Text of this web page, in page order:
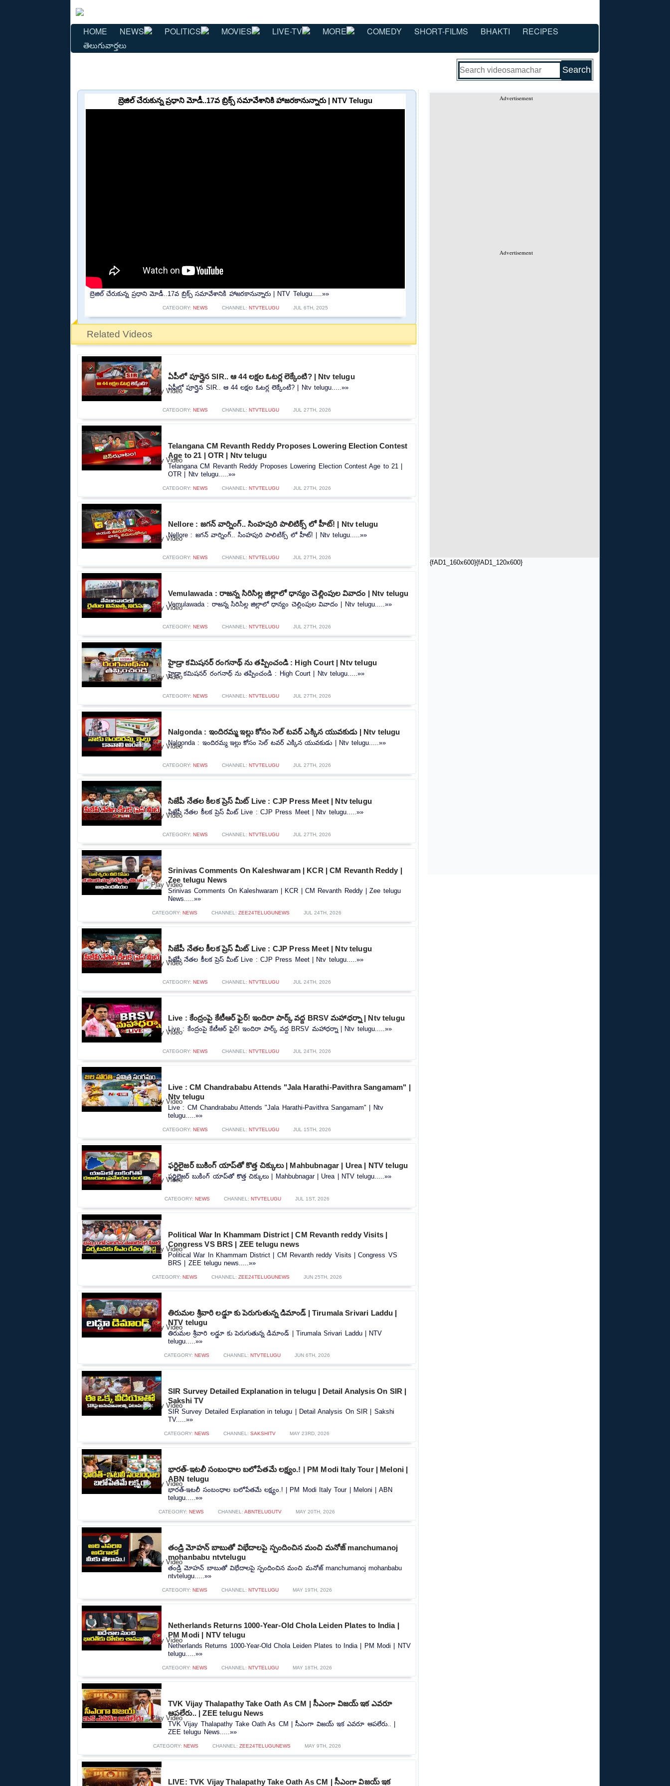
HOME NEWS POLITICS MOVIES LIVE-TV MORE COMEDY SHORT-FILMS BHAKTI
RECIPES
తెలుగువార్తలు
Advertisement
Advertisement
{fAD1_160x600}{fAD1_120x600}
బ్రెజిల్ చేరుకున్న ప్రధాని మోడీ..17వ బ్రిక్స్ సమావేశానికి హాజరకానున్నారు | NTV Telugu
బ్రెజిల్ చేరుకున్న ప్రధాని మోడీ..17వ బ్రిక్స్ సమావేశానికి హాజరకానున్నారు | NTV Telugu.....»»
CATEGORY: NEWS CHANNEL: NTVTELUGU JUL 6TH, 2025
Related Videos
ఏపీలో పూర్తైన SIR.. ఆ 44 లక్షల ఓటర్ల లెక్కేంటి? | Ntv telugu
ఏపీలో పూర్తైన SIR.. ఆ 44 లక్షల ఓటర్ల లెక్కేంటి? | Ntv telugu.....»»
CATEGORY: NEWS CHANNEL: NTVTELUGU JUL 27TH, 2026
Telangana CM Revanth Reddy Proposes Lowering Election Contest
Age to 21 | OTR | Ntv telugu
Telangana CM Revanth Reddy Proposes Lowering Election Contest Age to 21 |
OTR | Ntv telugu.....»»
CATEGORY: NEWS CHANNEL: NTVTELUGU JUL 27TH, 2026
Nellore : జగన్ వార్నింగ్.. సింహపురి పాలిటిక్స్ లో హీట్! | Ntv telugu
Nellore : జగన్ వార్నింగ్.. సింహపురి పాలిటిక్స్ లో హీట్! | Ntv telugu.....»»
CATEGORY: NEWS CHANNEL: NTVTELUGU JUL 27TH, 2026
Vemulawada : రాజన్న సిరిసిల్ల జిల్లాలో ధాన్యం చెల్లింపుల వివాదం | Ntv telugu
Vemulawada : రాజన్న సిరిసిల్ల జిల్లాలో ధాన్యం చెల్లింపుల వివాదం | Ntv telugu.....»»
CATEGORY: NEWS CHANNEL: NTVTELUGU JUL 27TH, 2026
హైడ్రా కమిషనర్ రంగనాథ్ ను తప్పించండి : High Court | Ntv telugu
హైడ్రా కమిషనర్ రంగనాథ్ ను తప్పించండి : High Court | Ntv telugu.....»»
CATEGORY: NEWS CHANNEL: NTVTELUGU JUL 27TH, 2026
Nalgonda : ఇందిరమ్మ ఇల్లు కోసం సెల్ టవర్ ఎక్కిన యువకుడు | Ntv telugu
Nalgonda : ఇందిరమ్మ ఇల్లు కోసం సెల్ టవర్ ఎక్కిన యువకుడు | Ntv telugu.....»»
CATEGORY: NEWS CHANNEL: NTVTELUGU JUL 27TH, 2026
సిజేపీ నేతల కీలక ప్రెస్ మీట్ Live : CJP Press Meet | Ntv telugu
సిజేపీ నేతల కీలక ప్రెస్ మీట్ Live : CJP Press Meet | Ntv telugu.....»»
CATEGORY: NEWS CHANNEL: NTVTELUGU JUL 27TH, 2026
Srinivas Comments On Kaleshwaram | KCR | CM Revanth Reddy |
Zee telugu News
Srinivas Comments On Kaleshwaram | KCR | CM Revanth Reddy | Zee telugu
News.....»»
CATEGORY: NEWS CHANNEL: ZEE24TELUGUNEWS JUL 24TH, 2026
సిజేపీ నేతల కీలక ప్రెస్ మీట్ Live : CJP Press Meet | Ntv telugu
సిజేపీ నేతల కీలక ప్రెస్ మీట్ Live : CJP Press Meet | Ntv telugu.....»»
CATEGORY: NEWS CHANNEL: NTVTELUGU JUL 24TH, 2026
Live : కేంద్రంపై కేటీఆర్ ఫైర్! ఇందిరా పార్క్ వద్ద BRSV మహాధర్నా | Ntv telugu
Live : కేంద్రంపై కేటీఆర్ ఫైర్! ఇందిరా పార్క్ వద్ద BRSV మహాధర్నా | Ntv telugu.....»»
CATEGORY: NEWS CHANNEL: NTVTELUGU JUL 24TH, 2026
Live : CM Chandrababu Attends "Jala Harathi-Pavithra Sangamam" |
Ntv telugu
Live : CM Chandrababu Attends "Jala Harathi-Pavithra Sangamam" | Ntv
telugu.....»»
CATEGORY: NEWS CHANNEL: NTVTELUGU JUL 15TH, 2026
ఫర్టిలైజర్ బుకింగ్ యాప్‌తో కొత్త చిక్కులు | Mahbubnagar | Urea | NTV telugu
ఫర్టిలైజర్ బుకింగ్ యాప్‌తో కొత్త చిక్కులు | Mahbubnagar | Urea | NTV telugu.....»»
CATEGORY: NEWS CHANNEL: NTVTELUGU JUL 1ST, 2026
Political War In Khammam District | CM Revanth reddy Visits |
Congress VS BRS | ZEE telugu news
Political War In Khammam District | CM Revanth reddy Visits | Congress VS
BRS | ZEE telugu news.....»»
CATEGORY: NEWS CHANNEL: ZEE24TELUGUNEWS JUN 25TH, 2026
తిరుమల శ్రీవారి లడ్డూ కు పెరుగుతున్న డిమాండ్ | Tirumala Srivari Laddu |
NTV telugu
తిరుమల శ్రీవారి లడ్డూ కు పెరుగుతున్న డిమాండ్ | Tirumala Srivari Laddu | NTV
telugu.....»»
CATEGORY: NEWS CHANNEL: NTVTELUGU JUN 6TH, 2026
SIR Survey Detailed Explanation in telugu | Detail Analysis On SIR |
Sakshi TV
SIR Survey Detailed Explanation in telugu | Detail Analysis On SIR | Sakshi
TV.....»»
CATEGORY: NEWS CHANNEL: SAKSHITV MAY 23RD, 2026
భారత్-ఇటలీ సంబంధాల బలోపేతమే లక్ష్యం.! | PM Modi Italy Tour | Meloni |
ABN telugu
భారత్-ఇటలీ సంబంధాల బలోపేతమే లక్ష్యం.! | PM Modi Italy Tour | Meloni | ABN
telugu.....»»
CATEGORY: NEWS CHANNEL: ABNTELUGUTV MAY 20TH, 2026
తండ్రి మోహన్ బాబుతో విభేదాలపై స్పందించిన మంచి మనోజ్ manchumanoj
mohanbabu ntvtelugu
తండ్రి మోహన్ బాబుతో విభేదాలపై స్పందించిన మంచి మనోజ్ manchumanoj mohanbabu
ntvtelugu.....»»
CATEGORY: NEWS CHANNEL: NTVTELUGU MAY 19TH, 2026
Netherlands Returns 1000-Year-Old Chola Leiden Plates to India |
PM Modi | NTV telugu
Netherlands Returns 1000-Year-Old Chola Leiden Plates to India | PM Modi | NTV
telugu.....»»
CATEGORY: NEWS CHANNEL: NTVTELUGU MAY 18TH, 2026
TVK Vijay Thalapathy Take Oath As CM | సీఎంగా విజయ్ ఇక ఎవరూ
ఆపలేరు.. | ZEE telugu News
TVK Vijay Thalapathy Take Oath As CM | సీఎంగా విజయ్ ఇక ఎవరూ ఆపలేరు.. |
ZEE telugu News.....»»
CATEGORY: NEWS CHANNEL: ZEE24TELUGUNEWS MAY 9TH, 2026
LIVE: TVK Vijay Thalapathy Take Oath As CM | సీఎంగా విజయ్ ఇక